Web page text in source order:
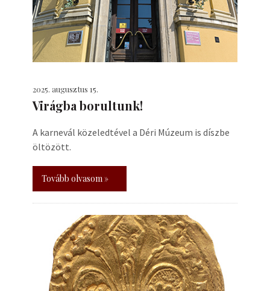
2025. augusztus 15.
Virágba borultunk!
A karnevál közeledtével a Déri Múzeum is díszbe
öltözött.
Tovább olvasom »